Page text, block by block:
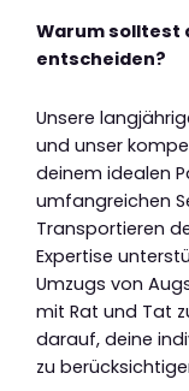
Warum solltest
entscheiden?
Unsere
und unser
deinem idealen
umfangreichen
Transportieren
Expertise
Umzugs von
mit Rat und Tat
darauf, deine
zu